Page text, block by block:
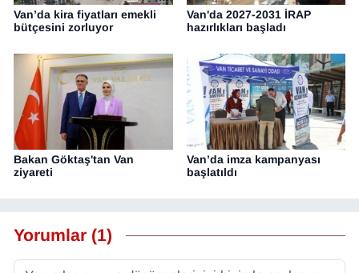
Van’da kira fiyatları emekli
bütçesini zorluyor
Van'da 2027-2031 İRAP
hazırlıkları başladı
Bakan Göktaş'tan Van
ziyareti
Van’da imza kampanyası
başlatıldı
Yorumlar (1)